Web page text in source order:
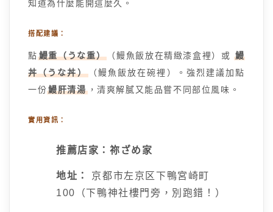
知道為什麼能開這麼久。
搭配建議：
點 鰻重（うな重） （鰻魚飯放在精緻漆盒裡）或鰻
丼（うな丼）（鰻魚飯放在碗裡）。強烈建議加點
一份鰻肝清湯，清爽解膩又能品嘗不同部位風味。
實用資訊：
推薦店家：祢ざめ家
地址：
京都市左京区下鴨宮崎町
100（下鴨神社樓門旁，別跑錯！）